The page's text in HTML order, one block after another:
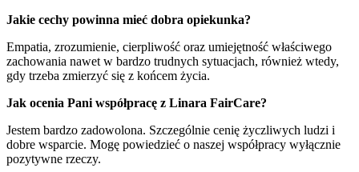
Jakie cechy powinna mieć dobra opiekunka?
Empatia, zrozumienie, cierpliwość oraz umiejętność właściwego
zachowania nawet w bardzo trudnych sytuacjach, również wtedy,
gdy trzeba zmierzyć się z końcem życia.
Jak ocenia Pani współpracę z Linara FairCare?
Jestem bardzo zadowolona. Szczególnie cenię życzliwych ludzi i
dobre wsparcie. Mogę powiedzieć o naszej współpracy wyłącznie
pozytywne rzeczy.